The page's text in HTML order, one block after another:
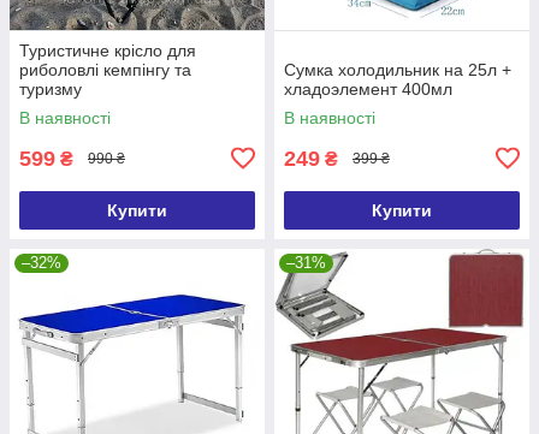
Туристичне крісло для
риболовлі кемпінгу та
туризму
В наявності
599 ₴ 990 ₴
Купити
Сумка холодильник на 25л +
хладоэлемент 400мл
В наявності
249 ₴ 399 ₴
Купити
–32% –31%